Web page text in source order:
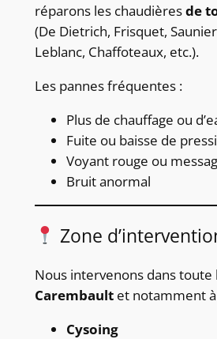
réparons les chaudièresde
(De Dietrich, Frisquet,
Leblanc, Chaffoteaux, etc.).
Les pannes fréquentes :
Plus de chauffage ou
Fuite ou baisse de
Voyant rouge ou
Bruit anormal
Zone
Nous intervenons dans toute
Carembaultet notamment
Cysoing